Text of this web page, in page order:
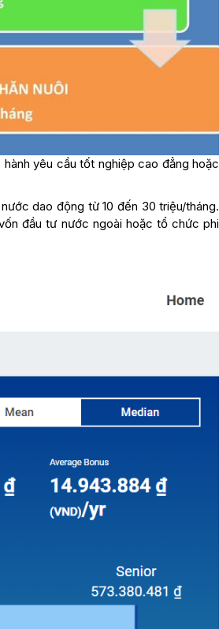
yêu cầu tốt nghiệp cao đẳng hoặc
dao động từ 10 đến 30 triệu/tháng.
đầu tư nước ngoài hoặc tổ chức phi